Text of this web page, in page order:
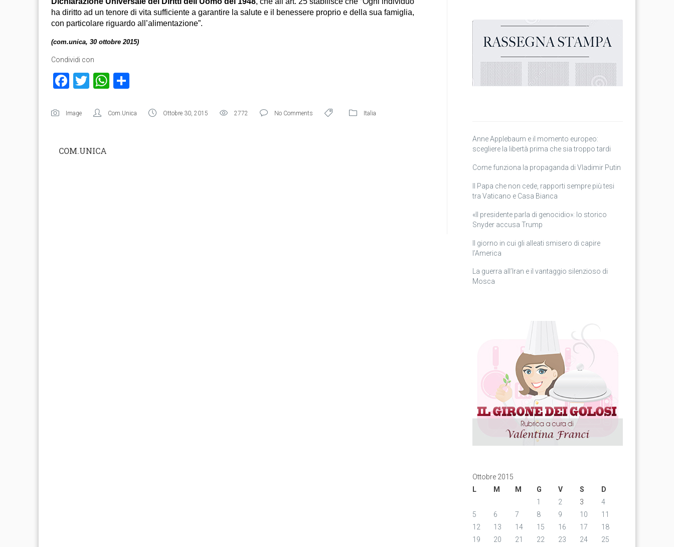
ha diritto ad un tenore di vita sufficiente a garantire la salute e il benessere proprio e della sua famiglia,
con particolare riguardo all’alimentazione”.
(com.unica, 30 ottobre 2015)
Condividi con
Facebook
TwitterWhatsApp
Image Com.Unica Ottobre 30, 2015 2772 No Comments Italia
COM.UNICA
Anne Applebaum e il momento europeo:
scegliere la libertà prima che sia troppo tardi
Come funziona la propaganda di Vladimir Putin
Il Papa che non cede, rapporti sempre più tesi
tra Vaticano e Casa Bianca
«Il presidente parla di genocidio»: lo storico
Snyder accusa Trump
Il giorno in cui gli alleati smisero di capire
l’America
La guerra all’Iran e il vantaggio silenzioso di
Mosca
Ottobre 2015
L
M M G V S
D
1
2 3
4
5
6 7 8 9 10
11
12
13 14 15 16 17
18
19
20 21 22 23 24
25